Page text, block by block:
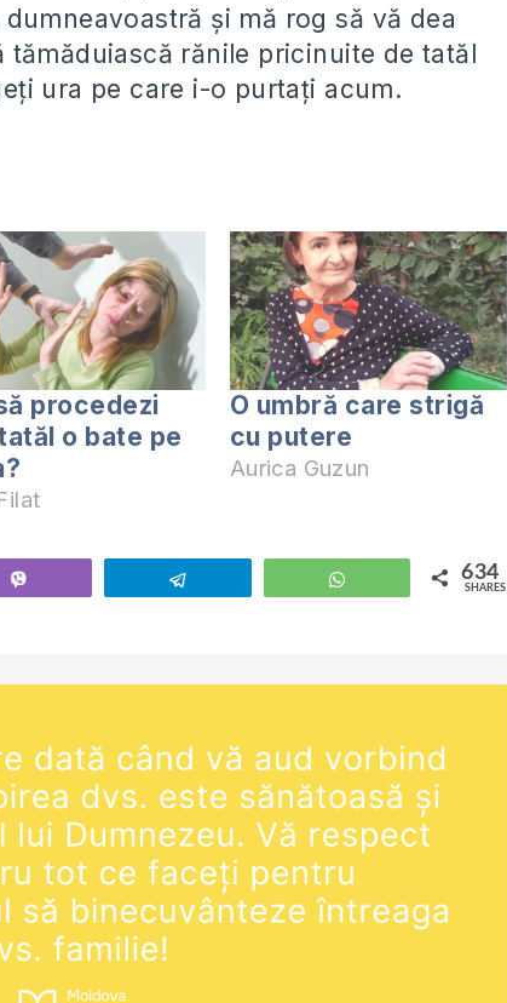
și mă rog să vă dea
tămăduiască rănile pricinuite de tatăl
ura pe care i-o purtați acum.
procedezi
o bate pe
O umbră care strigă
cu putere
Aurica Guzun
WhatsApp 634
SHARES